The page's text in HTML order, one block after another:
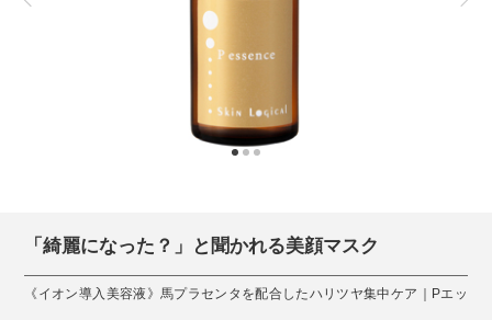
「綺麗になった？」と聞かれる美顔マスク
《イオン導入美容液》馬プラセンタを配合したハリツヤ集中ケア｜Pエッ